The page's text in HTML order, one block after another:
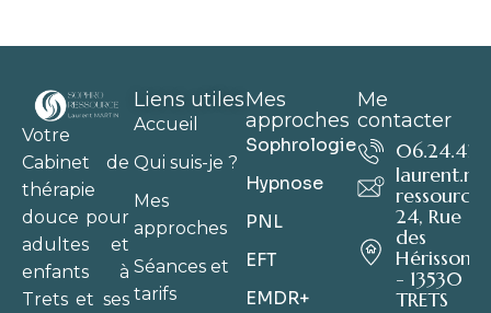
Votre
Cabinet de
thérapie
douce pour
adultes et
enfants à
Trets et ses
Liens utiles
Accueil
Qui suis-je ?
Mes
approches
Séances et
tarifs
Mes
approches
Sophrologie
Hypnose
PNL
EFT
EMDR+
Me
contacter
24, Rue
des
Hérissons
- 13530
TRETS